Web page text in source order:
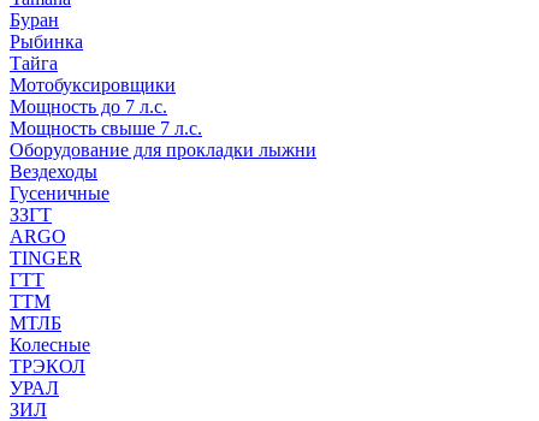
Буран
Рыбинка
Тайга
Мотобуксировщики
Мощность до 7 л.с.
Мощность свыше 7 л.с.
Оборудование для прокладки лыжни
Вездеходы
Гусеничные
ЗЗГТ
ARGO
TINGER
ГТТ
ТТМ
МТЛБ
Колесные
ТРЭКОЛ
УРАЛ
ЗИЛ